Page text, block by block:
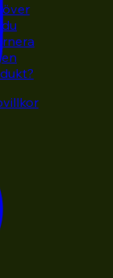
du
en